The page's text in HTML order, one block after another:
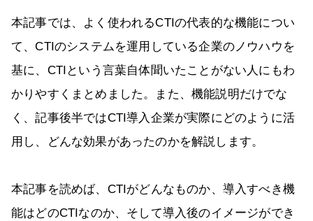
本記事では、よく使われるCTIの代表的な機能につい
て、CTIのシステムを運用している企業のノウハウを
基に、CTIという言葉自体聞いたことがない人にもわ
かりやすくまとめました。また、機能説明だけでな
く、記事後半ではCTI導入企業が実際にどのように活
用し、どんな効果があったのかを解説します。
本記事を読めば、CTIがどんなものか、導入すべき機
能はどのCTIなのか、そして導入後のイメージができ